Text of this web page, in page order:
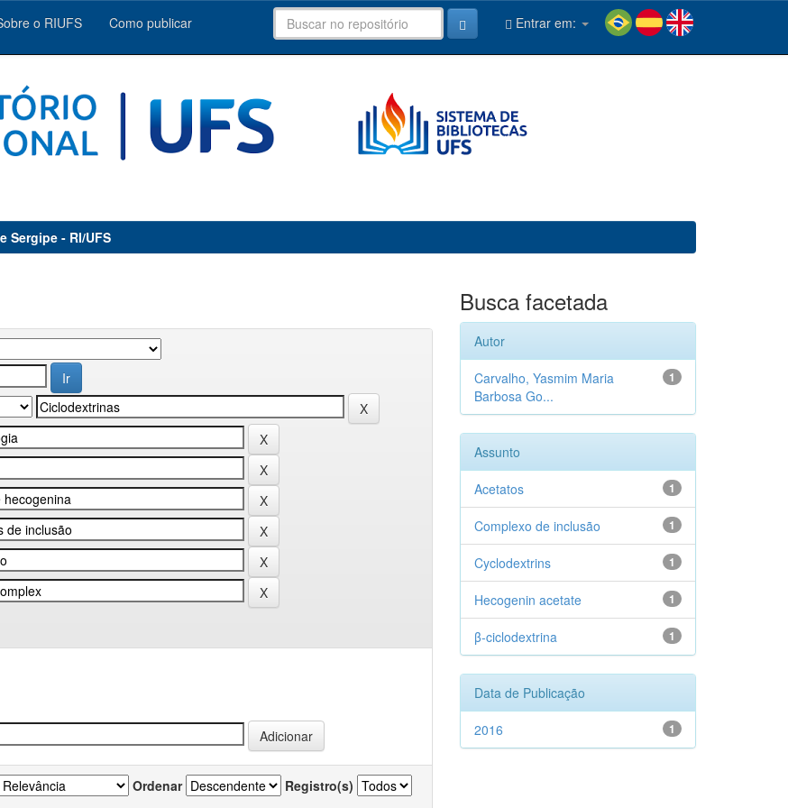
o RIUFS Como publicar Entrar em:
Sergipe - RI/UFS
Ordenar Registro(s)
Busca facetada
Autor
1
Carvalho, Yasmim Maria
Barbosa Go...
Assunto
1
Acetatos
1
Complexo de inclusão
1
Cyclodextrins
1
Hecogenin acetate
1
β-ciclodextrina
Data de Publicação
1
2016